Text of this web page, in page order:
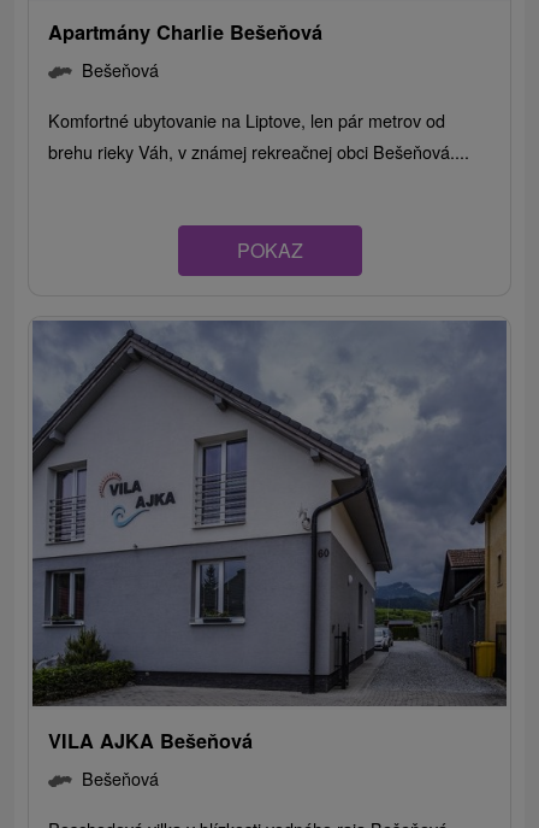
Apartmány Charlie Bešeňová
Bešeňová
Komfortné ubytovanie na Liptove, len pár metrov od
brehu rieky Váh, v známej rekreačnej obci Bešeňová....
POKAZ
VILA AJKA Bešeňová
Bešeňová